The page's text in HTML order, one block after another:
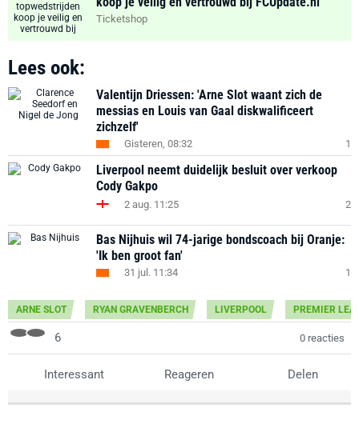
Ticketshop
Lees ook:
Valentijn Driessen: 'Arne Slot waant zich de
messias en Louis van Gaal diskwalificeert
zichzelf'
Gisteren, 08:32 1
Liverpool neemt duidelijk besluit over verkoop
Cody Gakpo
2 aug. 11:25 2
Bas Nijhuis wil 74-jarige bondscoach bij Oranje:
'Ik ben groot fan'
31 jul. 11:34 1
ARNE SLOT RYAN GRAVENBERCH LIVERPOOL PREMIER
6 0 reacties
Interessant Reageren Delen